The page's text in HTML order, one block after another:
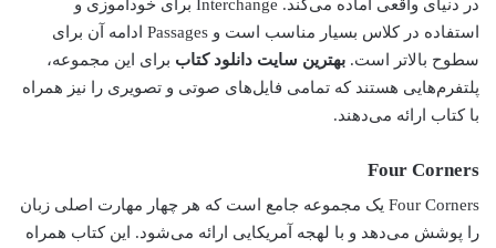
در دنیای واقعی آماده می‌کند. Interchange برای خودآموزی و
استفاده در کلاس بسیار مناسب است و Passages ادامه آن برای
سطوح بالاتر است. بهترین سایت دانلود کتاب برای این مجموعه،
پلتفرم‌هایی هستند که تمامی فایل‌های صوتی و تصویری را نیز همراه
با کتاب ارائه می‌دهند.
Four Corners
Four Corners یک مجموعه جامع است که هر چهار مهارت اصلی زبان
را پوشش می‌دهد و با لهجه آمریکایی ارائه می‌شود. این کتاب همراه